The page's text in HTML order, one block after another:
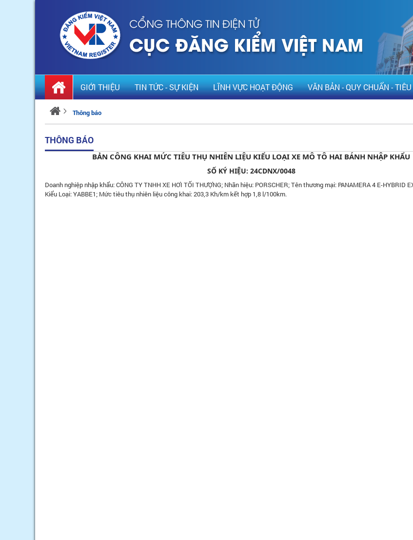
GIỚI THIỆU TIN TỨC - SỰ KIỆN LĨNH VỰC HOẠT ĐỘNG VĂN BẢN - QUY CHUẨN -
Thông báo
THÔNG BÁO
BẢN CÔNG KHAI MỨC TIÊU THỤ NHIÊN LIỆU KIỂU LOẠI XE MÔ TÔ HAI BÁNH NHẬP KHẨU
SỐ KÝ HIỆU: 24CDNX/0048
Doanh nghiệp nhập khẩu: CÔNG TY TNHH XE HƠI TỐI THƯỢNG; Nhãn hiệu: PORSCHER; Tên thương mại: PANAMERA 4 E-HYBRID
Kiểu Loại: YABBE1; Mức tiêu thụ nhiên liệu công khai: 203,3 Kh/km kết hợp 1,8 l/100km.